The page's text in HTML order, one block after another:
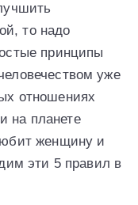
то надо
принципы
уже
отношениях
на планете
женщину и
эти 5 правил в